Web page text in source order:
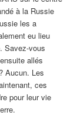
à la Russie
les a
eu lieu
Savez-vous
allés
Aucun. Les
ces
pour leur vie